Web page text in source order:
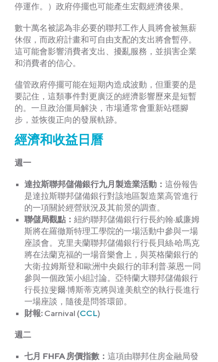
停運作。）政府停擺也可能產生宏觀經濟後果。
數十萬名被認為非必要的聯邦工作人員將會被無薪
休假，而政府計畫和可自由支配的支出將會暫停。
這可能會影響消費者支出、擾亂服務，並損害企業
和消費者的信心。
儘管政府停擺可能在短期內造成波動，但重要的是
要記住，這類事件對更廣泛的經濟影響歷來是短暫
的。一旦政治僵局解決，市場通常會重新站穩腳
步，並恢復正向的發展軌跡。
經濟和收益日曆
週一
達拉斯聯邦儲備銀行九月製造業活動： 這份報告
是達拉斯聯邦儲備銀行對該地區製造業高管進行
的一項關於經營狀況及其前景的調查。
聯儲局觀點： 紐約聯邦儲備銀行行長約翰·威廉姆
斯將在羅徹斯特理工學院的一場活動中參與一場
座談會。克里夫蘭聯邦儲備銀行行長貝絲·哈馬克
將在法蘭克福的一場音樂會上，與英格蘭銀行的
大衛·拉姆斯登和歐洲中央銀行的菲利普·萊恩一同
參與一個政策小組討論。亞特蘭大聯邦儲備銀行
行長拉斐爾·博斯蒂克將與達美航空的執行長進行
一場座談，隨後是問答環節。
財報: Carnival (CCL)
週二
七月 FHFA 房價指數： 這項由聯邦住房金融局發